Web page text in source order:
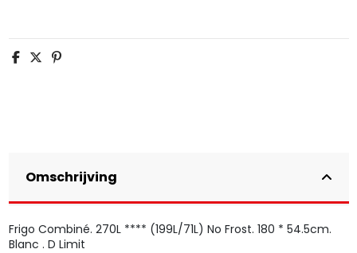
Omschrijving
Frigo Combiné. 270L **** (199L/71L) No Frost. 180 * 54.5cm.
Blanc . D Limit